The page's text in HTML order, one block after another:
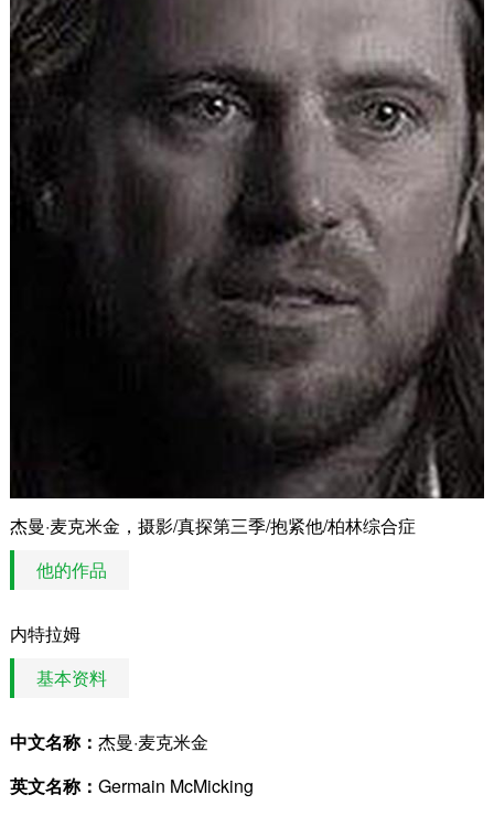
杰曼·麦克米金，摄影/真探第三季/抱紧他/柏林综合症
他的作品
内特拉姆
基本资料
中文名称： 杰曼·麦克米金
英文名称： Germain McMicking